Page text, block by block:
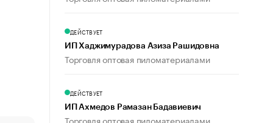
ДЕЙСТВУЕТ
ИП Хаджимурадова Азиза Рашидовна
Торговля оптовая пиломатериалами
ДЕЙСТВУЕТ
ИП Ахмедов Рамазан Бадавиевич
Торговля оптовая пиломатериалами